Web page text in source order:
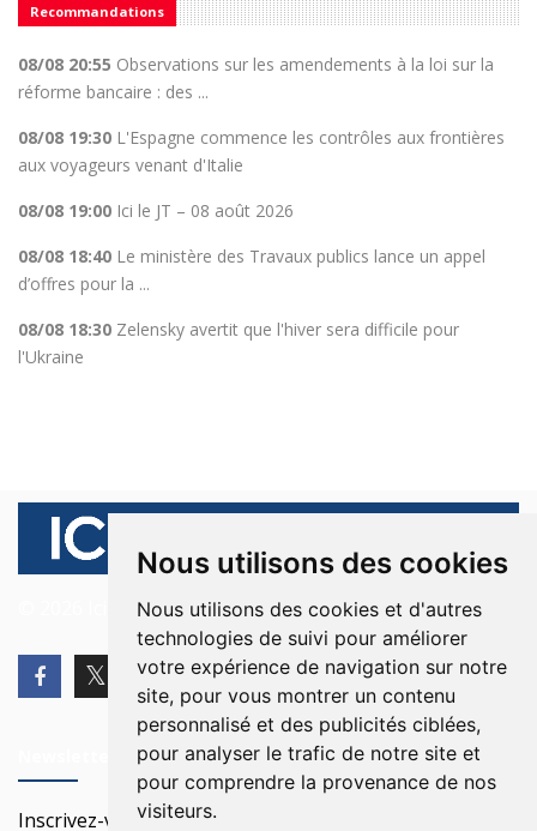
Nous utilisons des cookies
Nous utilisons des cookies et d'autres
technologies de suivi pour améliorer
votre expérience de navigation sur notre
site, pour vous montrer un contenu
personnalisé et des publicités ciblées,
pour analyser le trafic de notre site et
pour comprendre la provenance de nos
visiteurs.
Recommandations
08/08 20:55 Observations sur les amendements à la loi sur la
réforme bancaire : des ...
08/08 19:30 L'Espagne commence les contrôles aux frontières
aux voyageurs venant d'Italie
08/08 19:00 Ici le JT – 08 août 2026
08/08 18:40 Le ministère des Travaux publics lance un appel
d’offres pour la ...
08/08 18:30 Zelensky avertit que l'hiver sera difficile pour
l'Ukraine
© 2026 Ici Beyrouth. Tous les droits sont réservés.
Inscrivez-vous à notre Newsletter